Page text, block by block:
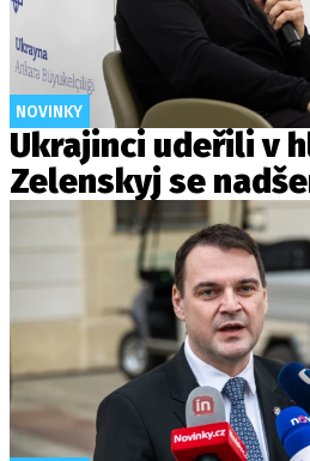
NOVINKY
Ukrajinci udeřili v
Zelenskyj se